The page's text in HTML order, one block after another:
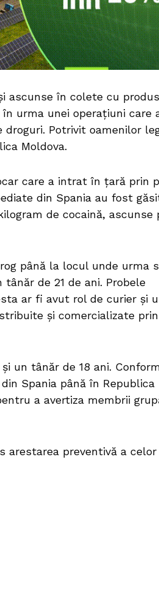
ascunse în colete cu
urma unei operațiuni care
Potrivit oamenilor
Moldova.
care a intrat în țară prin
din Spania au fost
de cocaină, ascunse
până la locul unde urma
de 21 de ani. Probele
ar fi avut rol de curier și
și comercializate prin
un tânăr de 18 ani.
Spania până în Republica
a avertiza membrii
arestarea preventivă a celor